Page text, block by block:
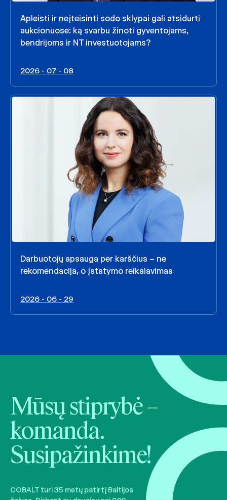
Apleisti ir neįteisinti sodo sklypai gali atsidurti
aukcionuose: ką svarbu žinoti gyventojams,
bendrijoms ir NT investuotojams?
2026 - 07 - 08
Darbuotojų apsauga per karščius – ne
rekomendacija, o įstatymo reikalavimas
2026 - 06 - 29
Mūsų stiprybė –
komanda.
Susipažinkime!
COBALT turi 35 metų patirtį Baltijos